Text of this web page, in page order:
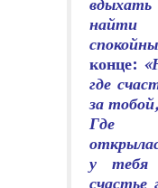
конце:
где
за
Где
у тебя
счастье